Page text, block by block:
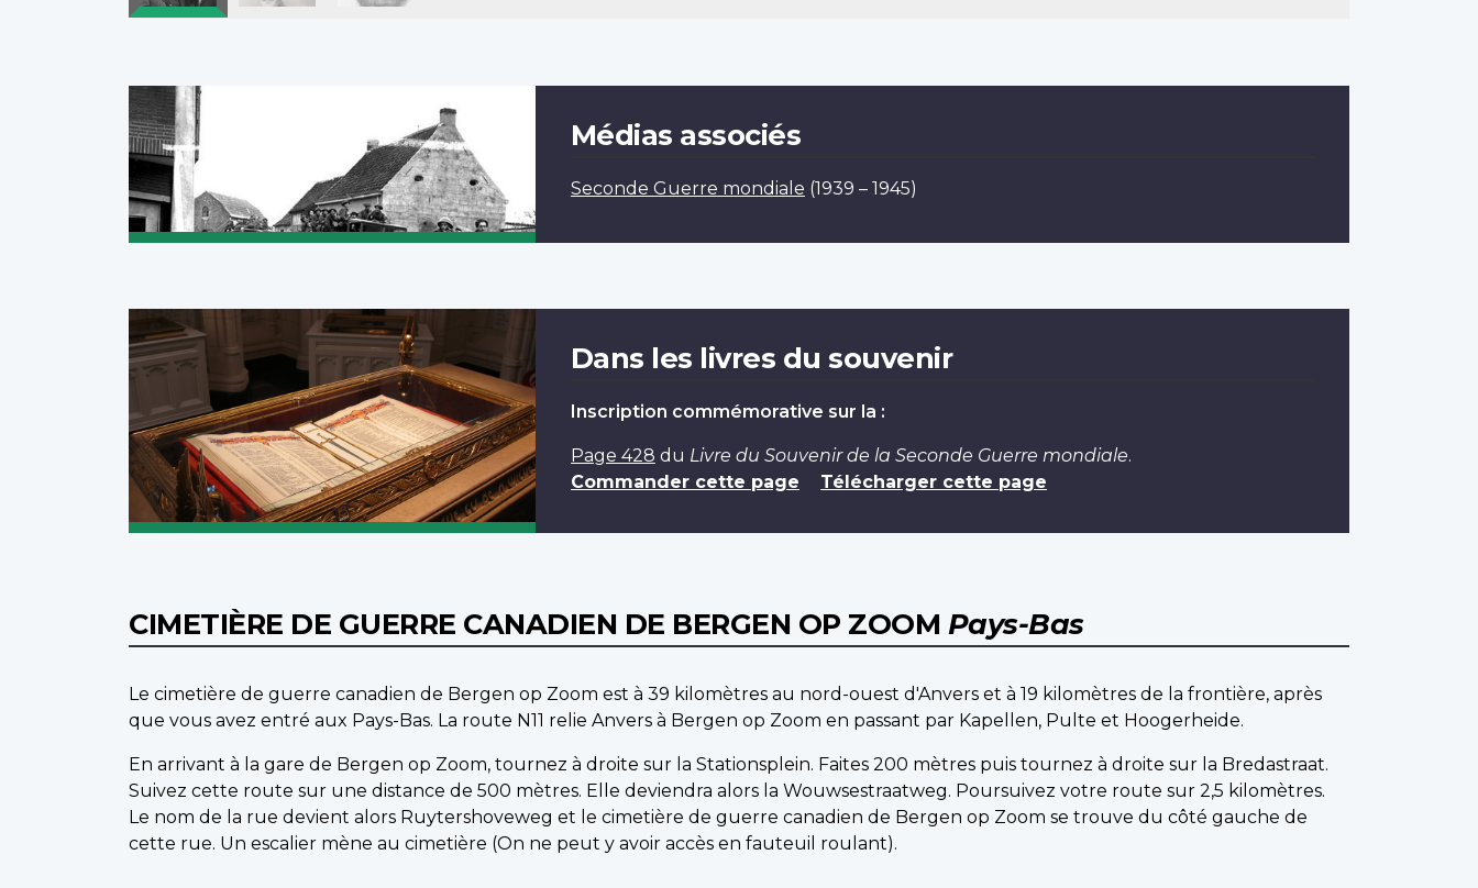
Médias associés
Seconde Guerre mondiale (1939 – 1945)
Dans les livres du souvenir
Inscription commémorative sur la :
Page 428 du Livre du Souvenir de la Seconde Guerre mondiale.
Commander cette page
Télécharger cette page
CIMETIÈRE DE GUERRE CANADIEN DE BERGEN OP ZOOM Pays-Bas
Le cimetière de guerre canadien de Bergen op Zoom est à 39 kilomètres au nord-ouest d'Anvers et à 19 kilomètres de la frontière, après
que vous avez entré aux Pays-Bas. La route N11 relie Anvers à Bergen op Zoom en passant par Kapellen, Pulte et Hoogerheide.
En arrivant à la gare de Bergen op Zoom, tournez à droite sur la Stationsplein. Faites 200 mètres puis tournez à droite sur la Bredastraat.
Suivez cette route sur une distance de 500 mètres. Elle deviendra alors la Wouwsestraatweg. Poursuivez votre route sur 2,5 kilomètres.
Le nom de la rue devient alors Ruytershoveweg et le cimetière de guerre canadien de Bergen op Zoom se trouve du côté gauche de
cette rue. Un escalier mène au cimetière (On ne peut y avoir accès en fauteuil roulant).